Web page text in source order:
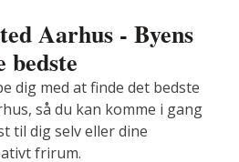
Aarhus - Byens
bedste
dig med at finde det bedste
så du kan komme i gang
til dig selv eller dine
frirum.